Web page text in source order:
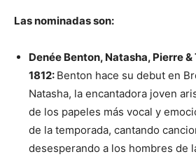
Las nominadas son:
Denée Benton, Natasha, Pierre
1812: Benton hace su debut en
Natasha, la encantadora joven
de los papeles más vocal y
de la temporada, cantando
desesperando a los hombres de